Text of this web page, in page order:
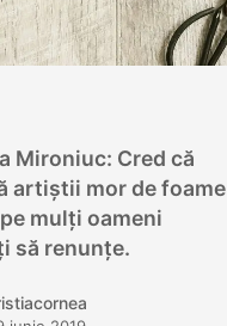
Mironiuc: Cred că
artiștii mor de foame
mulți oameni
să renunțe.